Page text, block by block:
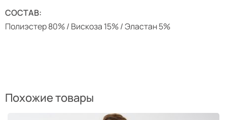
СОСТАВ:
Полиэстер 80% / Вискоза 15% / Эластан 5%
Похожие товары